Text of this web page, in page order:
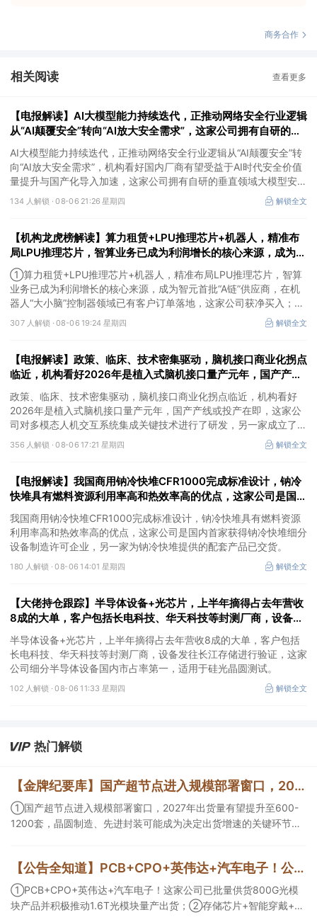
商务合作
相关阅读 查看更多
【电报解读】AI大模型能力持续迭代，正推动网络安全行业逻辑
从“AI颠覆安全”转向“AI放大安全需求”，这家公司拥有自研的垂
直领域大模型安全GPT
AI大模型能力持续迭代，正推动网络安全行业逻辑从“AI颠覆安全”转
向“AI放大安全需求”，机构看好国内厂商有望受益于AI时代安全价值
量提升与国产化导入加速，这家公司拥有自研的垂直领域大模型安全
GPT，另一家在数据安全及网络安全上有完整的软硬件解决方案。
134 人解锁 ·08-06 21:26 星期四 解锁全文
【机构龙虎榜解读】算力租赁+LPU推理芯片+机器人，精准布
局LPU推理芯片，智算业务已成为利润增长的核心来源，成为智
元首批“A链”供应商，在机器人“大小脑”控制器领域已有客户订
单落地，这家公司获净买入
①算力租赁+LPU推理芯片+机器人，精准布局LPU推理芯片，智算
业务已成为利润增长的核心来源，成为智元首批“A链”供应商，在机
器人“大小脑”控制器领域已有客户订单落地，这家公司获净买入；
②AI安全+网络安全+华为鲲鹏+摘帽，以“AI+安全”为核心战略，推
出AI数据安全产品矩阵，自主研发的大数据AI应用平台、AI数据安全
307 人解锁 ·08-06 19:24 星期四 解锁全文
【电报解读】政策、临床、技术密集驱动，脑机接口商业化拐点
临近，机构看好2026年是植入式脑机接口量产元年，国产产线
或投产在即，这家公司对多模态人机交互系统集成关键技术进行
了研发
政策、临床、技术密集驱动，脑机接口商业化拐点临近，机构看好
2026年是植入式脑机接口量产元年，国产产线或投产在即，这家公
司对多模态人机交互系统集成关键技术进行了研发，另一家成立了人
工智能与脑机工程研究院。
356 人解锁 ·08-06 17:21 星期四 解锁全文
【电报解读】我国商用钠冷快堆CFR1000完成标准设计，钠冷
快堆具有燃料资源利用率高和热效率高的优点，这家公司是国内
首家获得钠冷快堆细分设备制造许可企业
我国商用钠冷快堆CFR1000完成标准设计，钠冷快堆具有燃料资源
利用率高和热效率高的优点，这家公司是国内首家获得钠冷快堆细分
设备制造许可企业，另一家为钠冷快堆提供的配套产品已交货。
180 人解锁 ·08-06 14:01 星期四 解锁全文
【大佬持仓跟踪】半导体设备+光芯片，上半年摘得占去年营收
8成的大单，客户包括长电科技、华天科技等封测厂商，设备发
往长江存储进行验证，这家公司细分设备国内市占率第一
半导体设备+光芯片，上半年摘得占去年营收8成的大单，客户包括
长电科技、华天科技等封测厂商，设备发往长江存储进行验证，这家
公司细分半导体设备国内市占率第一，适用于硅光晶圆测试。
102 人解锁 ·08-06 11:33 星期四 解锁全文
热门解锁
【金牌纪要库】国产超节点进入规模部署窗口，2027年出货量有望提升至600-1200套，晶圆制造、先进封装可能成为决定出货增速的关键环节
①国产超节点进入规模部署窗口，2027年出货量有望提升至600-
1200套，晶圆制造、先进封装可能成为决定出货增速的关键环节；
换芯片已经由送样验证逐步进入小批量应用，中低速率产品替代有
望加快，400G、800G产品正进入认证和导入阶段。
【公告全知道】PCB+CPO+英伟达+汽车电子！公司已批量供货800G光模块
①PCB+CPO+英伟达+汽车电子！这家公司已批量供货800G光模
块产品并积极推动1.6T光模块量产出货；②存储芯片+智能穿戴+华